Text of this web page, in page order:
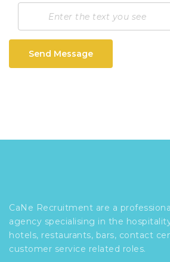
Send Message
CaNe Recruitment are a
agency specialising in the
hotels, restaurants, bars, contact
customer service related roles.